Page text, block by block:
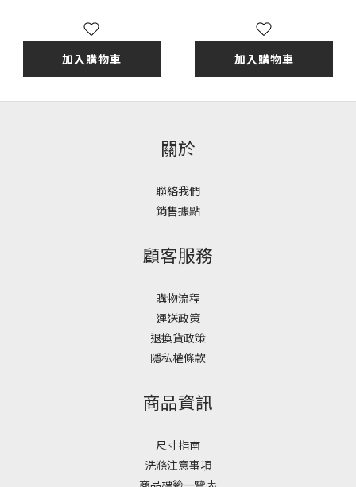
加入購物車 加入購物車
關於
聯絡我們
銷售據點
顧客服務
購物流程
運送政策
退換貨政策
隱私權條款
商品資訊
尺寸指南
洗滌注意事項